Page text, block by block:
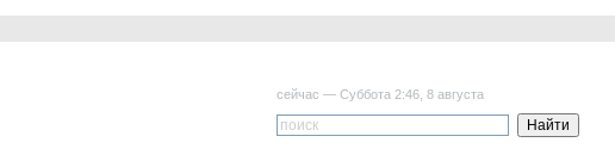
сейчас — Суббота 2:46, 8 августа